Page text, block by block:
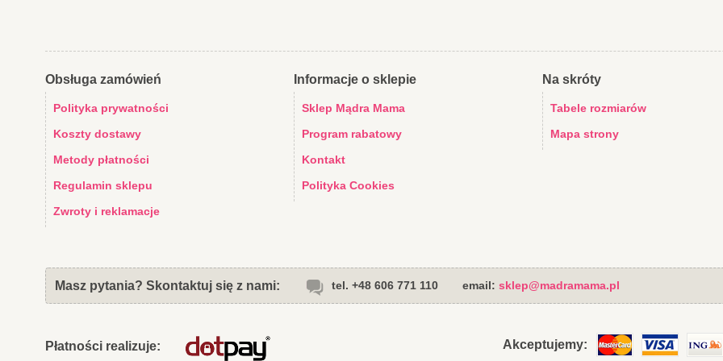
Obsługa zamówień
Polityka prywatności
Koszty dostawy
Metody płatności
Regulamin sklepu
Zwroty i reklamacje
Informacje o sklepie
Sklep Mądra Mama
Program rabatowy
Kontakt
Polityka Cookies
Na skróty
Tabele rozmiarów
Mapa strony
Masz pytania? Skontaktuj się z nami: tel. +48 606 771 110 email: sklep@madramama.pl
Płatności realizuje: Akceptujemy: